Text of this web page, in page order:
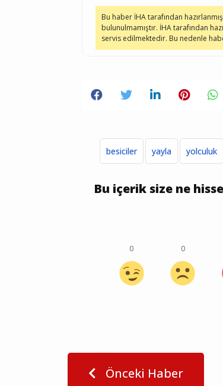
Bu haber İHA tarafından
bulunulmamıştır. İHA tarafından
servis edilmektedir. Bu nedenle
besiciler yayla yolculuk
Bu içerik size ne
0 0
Önceki Haber